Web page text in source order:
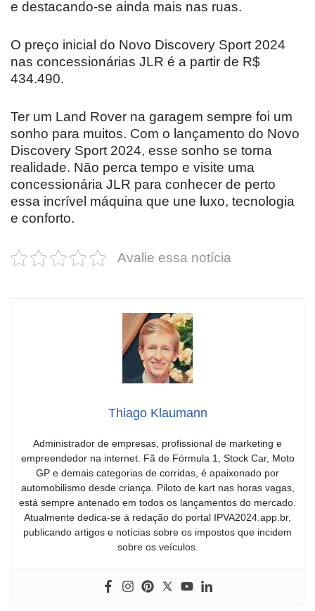
e destacando-se ainda mais nas ruas.
O preço inicial do Novo Discovery Sport 2024
nas concessionárias JLR é a partir de R$
434.490.
Ter um Land Rover na garagem sempre foi um
sonho para muitos. Com o lançamento do Novo
Discovery Sport 2024, esse sonho se torna
realidade. Não perca tempo e visite uma
concessionária JLR para conhecer de perto
essa incrível máquina que une luxo, tecnologia
e conforto.
Avalie essa notícia
Thiago Klaumann
Administrador de empresas, profissional de marketing e
empreendedor na internet. Fã de Fórmula 1, Stock Car, Moto
GP e demais categorias de corridas, é apaixonado por
automobilismo desde criança. Piloto de kart nas horas vagas,
está sempre antenado em todos os lançamentos do mercado.
Atualmente dedica-se à redação do portal IPVA2024.app.br,
publicando artigos e notícias sobre os impostos que incidem
sobre os veículos.